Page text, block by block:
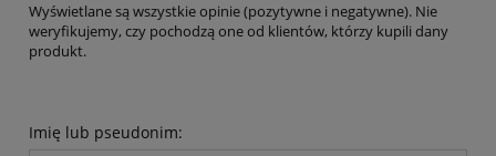
Wyświetlane są wszystkie opinie (pozytywne i negatywne). Nie
weryfikujemy, czy pochodzą one od klientów, którzy kupili dany
produkt.
Imię lub pseudonim: